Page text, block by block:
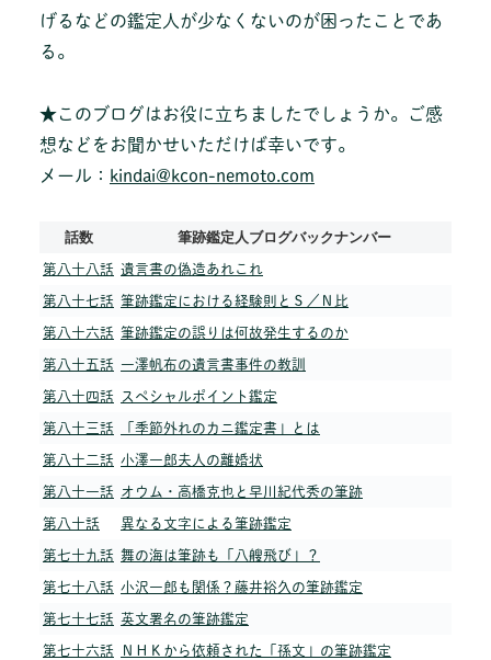
げるなどの鑑定人が少なくないのが困ったことであ
る。
★このブログはお役に立ちましたでしょうか。ご感
想などをお聞かせいただけば幸いです。
メール： kindai@kcon-nemoto.com
話数 筆跡鑑定人ブログバックナンバー
第八十八話 遺言書の偽造あれこれ
第八十七話 筆跡鑑定における経験則とＳ／Ｎ比
第八十六話 筆跡鑑定の誤りは何故発生するのか
第八十五話 一澤帆布の遺言書事件の教訓
第八十四話 スペシャルポイント鑑定
第八十三話 「季節外れのカニ鑑定書」とは
第八十二話 小澤一郎夫人の離婚状
第八十一話 オウム・高橋克也と早川紀代秀の筆跡
第八十話 異なる文字による筆跡鑑定
第七十九話 舞の海は筆跡も「八艘飛び」？
第七十八話 小沢一郎も関係？藤井裕久の筆跡鑑定
第七十七話 英文署名の筆跡鑑定
第七十六話 ＮＨＫから依頼された「孫文」の筆跡鑑定